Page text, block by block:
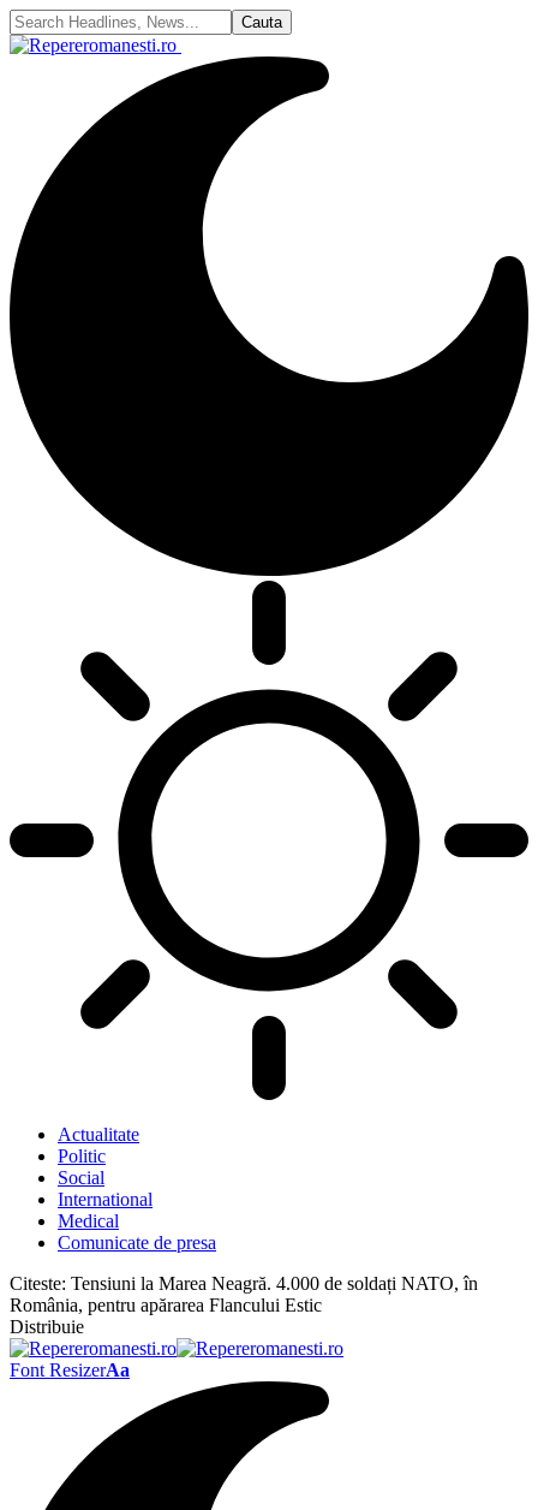
Actualitate
Politic
Social
International
Medical
Comunicate de presa
Citeste: Tensiuni la Marea Neagră. 4.000 de soldați NATO, în
România, pentru apărarea Flancului Estic
Distribuie
Font ResizerAa